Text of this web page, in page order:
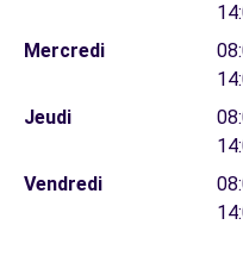
Mercredi
Jeudi
Vendredi